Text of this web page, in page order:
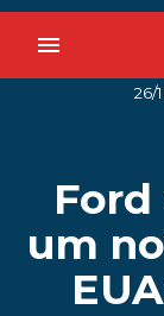
menu
26/
um